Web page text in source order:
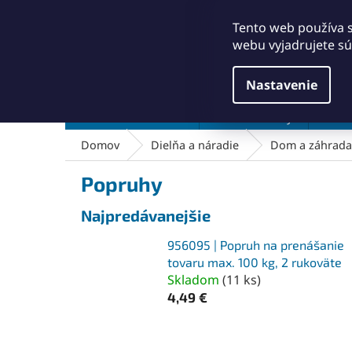
Tento web používa
webu vyjadrujete
Nastavenie
Domov Dielňa a náradie Dom a záhrada
Popruhy
Najpredávanejšie
956095 | Popruh na prenášanie
tovaru max. 100 kg, 2 rukoväte
Skladom (11 ks)
4,49 €